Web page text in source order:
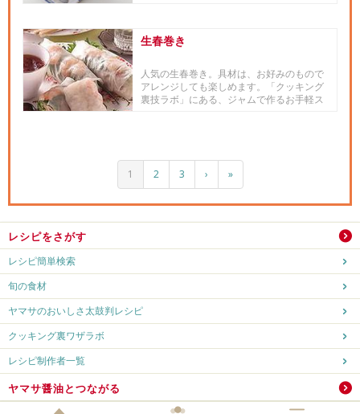
生春巻き
人気の生春巻き。具材は、お好みのもので
アレンジしても楽しめます。「クッキング
裏技ラボ」にある、ジャムで作るお手軽ス
1 2 3 › »
レシピをさがす
レシピ簡単検索
旬の食材
ヤマサのおいしさ太鼓判レシピ
クッキング裏ワザラボ
レシピ制作者一覧
ヤマサ醤油とつながる